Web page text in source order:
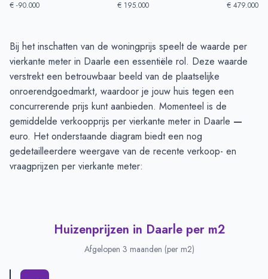
€ -90.000 € 195.000 € 479.000
Huizenprijzen in Daarle-Afgelopen 3 maanden
Type
Bedrag
Vraagprijs in euro's
€ 308.333
Verkoopprijs in euro's
€ 429.062
Bij het inschatten van de woningprijs speelt de waarde per
vierkante meter in Daarle een essentiële rol. Deze waarde
verstrekt een betrouwbaar beeld van de plaatselijke
onroerendgoedmarkt, waardoor je jouw huis tegen een
concurrerende prijs kunt aanbieden. Momenteel is de
gemiddelde verkoopprijs per vierkante meter in Daarle —
euro. Het onderstaande diagram biedt een nog
gedetailleerdere weergave van de recente verkoop- en
vraagprijzen per vierkante meter:
Huizenprijzen in Daarle per m2
Afgelopen 3 maanden (per m2)